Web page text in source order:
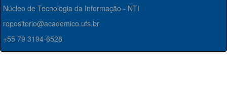
Núcleo de Tecnologia da Informação - NTI
repositorio@academico.ufs.br
+55 79 3194-6528